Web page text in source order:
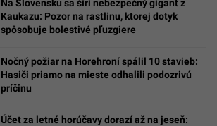
Na Slovensku sa šíri nebezpečný gigant z
Kaukazu: Pozor na rastlinu, ktorej dotyk
spôsobuje bolestivé pľuzgiere
Nočný požiar na Horehroní spálil 10 stavieb:
Hasiči priamo na mieste odhalili podozrivú
príčinu
Účet za letné horúčavy dorazí až na jeseň: